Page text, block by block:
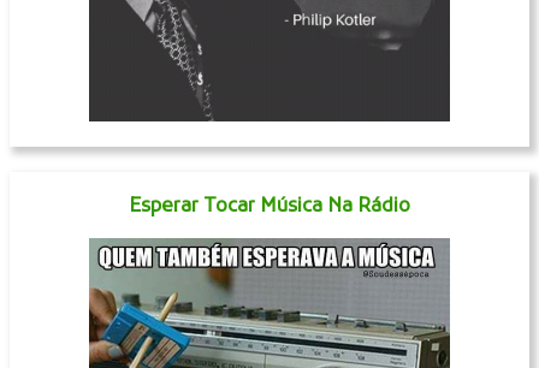
Esperar Tocar Música Na Rádio